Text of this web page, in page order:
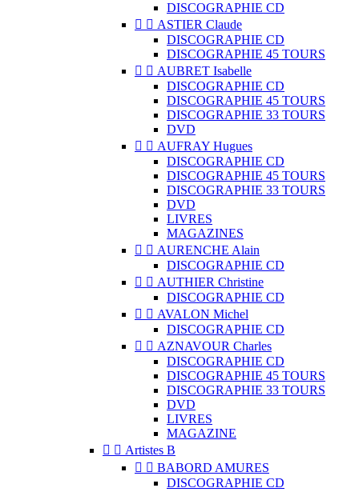
DISCOGRAPHIE CD
  ASTIER Claude
DISCOGRAPHIE CD
DISCOGRAPHIE 45 TOURS
  AUBRET Isabelle
DISCOGRAPHIE CD
DISCOGRAPHIE 45 TOURS
DISCOGRAPHIE 33 TOURS
DVD
  AUFRAY Hugues
DISCOGRAPHIE CD
DISCOGRAPHIE 45 TOURS
DISCOGRAPHIE 33 TOURS
DVD
LIVRES
MAGAZINES
  AURENCHE Alain
DISCOGRAPHIE CD
  AUTHIER Christine
DISCOGRAPHIE CD
  AVALON Michel
DISCOGRAPHIE CD
  AZNAVOUR Charles
DISCOGRAPHIE CD
DISCOGRAPHIE 45 TOURS
DISCOGRAPHIE 33 TOURS
DVD
LIVRES
MAGAZINE
  Artistes B
  BABORD AMURES
DISCOGRAPHIE CD